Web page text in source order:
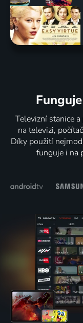
Televizní stanice
na televizi,
Díky použití
funguje i na